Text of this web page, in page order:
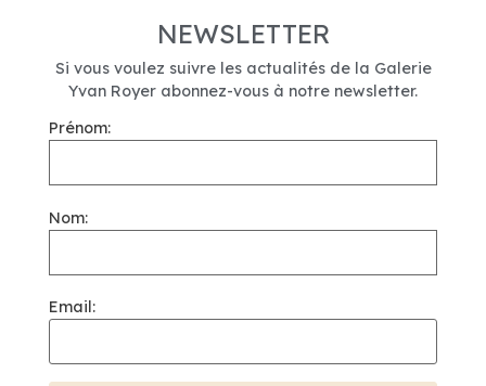
NEWSLETTER
Si vous voulez suivre les actualités de la Galerie
Yvan Royer abonnez-vous à notre newsletter.
Prénom:
Nom:
Email: